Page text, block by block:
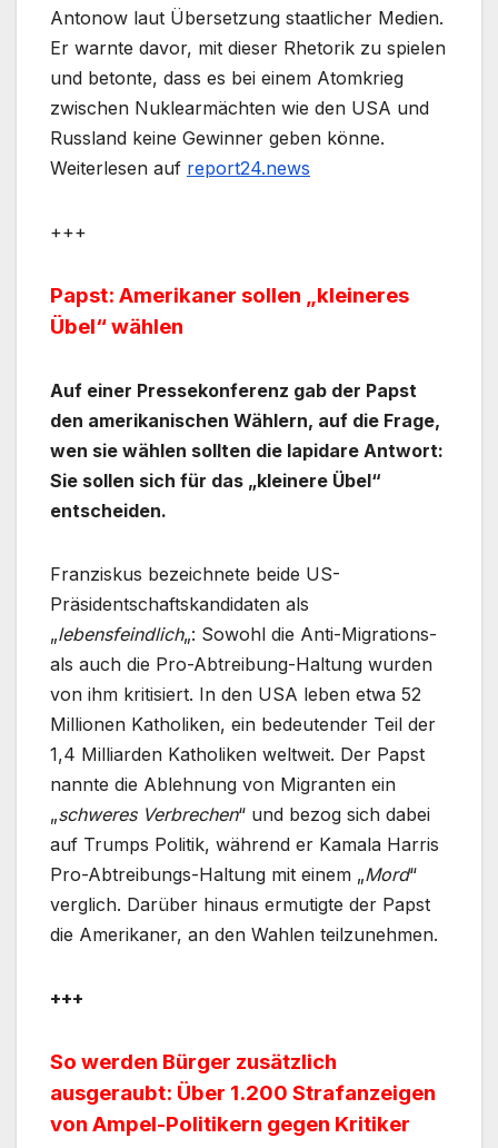
Antonow laut Übersetzung staatlicher Medien.
Er warnte davor, mit dieser Rhetorik zu spielen
und betonte, dass es bei einem Atomkrieg
zwischen Nuklearmächten wie den USA und
Russland keine Gewinner geben könne.
Weiterlesen auf report24.news
+++
Papst: Amerikaner sollen „kleineres
Übel“ wählen
Auf einer Pressekonferenz gab der Papst
den amerikanischen Wählern, auf die Frage,
wen sie wählen sollten die lapidare Antwort:
Sie sollen sich für das „kleinere Übel“
entscheiden.
Franziskus bezeichnete beide US-
Präsidentschaftskandidaten als
„lebensfeindlich„: Sowohl die Anti-Migrations-
als auch die Pro-Abtreibung-Haltung wurden
von ihm kritisiert. In den USA leben etwa 52
Millionen Katholiken, ein bedeutender Teil der
1,4 Milliarden Katholiken weltweit. Der Papst
nannte die Ablehnung von Migranten ein
„schweres Verbrechen“ und bezog sich dabei
auf Trumps Politik, während er Kamala Harris
Pro-Abtreibungs-Haltung mit einem „Mord“
verglich. Darüber hinaus ermutigte der Papst
die Amerikaner, an den Wahlen teilzunehmen.
+++
So werden Bürger zusätzlich
ausgeraubt: Über 1.200 Strafanzeigen
von Ampel-Politikern gegen Kritiker